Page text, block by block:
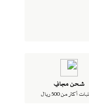
شحن مجاني
أكثر من 500 ريال